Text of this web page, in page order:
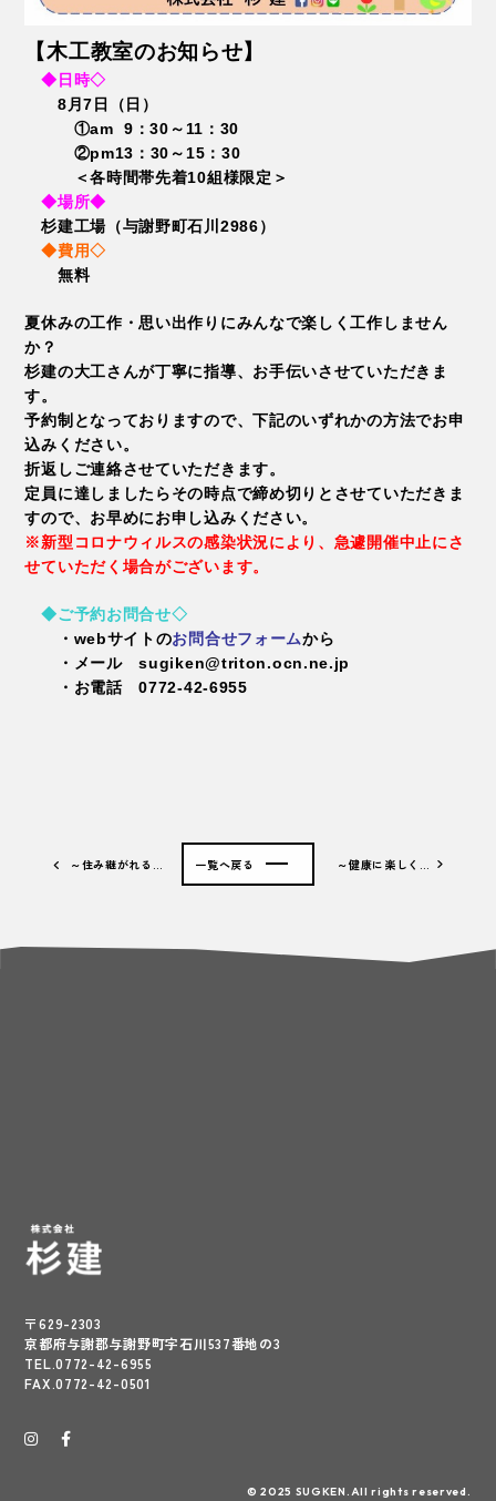
【木工教室のお知らせ】
◆日時◇
8月7日（日）
①am 9：30～11：30
②pm13：30～15：30
＜各時間帯先着10組様限定＞
◆場所◆
杉建工場（与謝野町石川2986）
◆費用◇
無料
夏休みの工作・思い出作りにみんなで楽しく工作しません
か？
杉建の大工さんが丁寧に指導、お手伝いさせていただきま
す。
予約制となっておりますので、下記のいずれかの方法でお申
込みください。
折返しご連絡させていただきます。
定員に達しましたらその時点で締め切りとさせていただきま
すので、お早めにお申し込みください。
※新型コロナウィルスの感染状況により、急遽開催中止にさ
せていただく場合がございます。
◆ご予約お問合せ◇
・webサイトのお問合せフォームから
・メール sugiken@triton.ocn.ne.jp
・お電話 0772-42-6955
～住み継がれる… ～健康に楽しく…
一覧へ戻る
〒629-2303
京都府与謝郡与謝野町字石川537番地の3
TEL.0772-42-6955
FAX.0772-42-0501
© 2025 SUGKEN.All rights reserved.